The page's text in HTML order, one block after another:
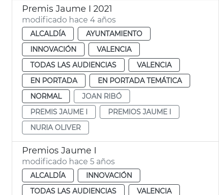
Premis Jaume I 2021
modificado hace 4 años
ALCALDÍA
AYUNTAMIENTO
INNOVACIÓN
VALENCIA
TODAS LAS AUDIENCIAS
VALENCIA
EN PORTADA
EN PORTADA TEMÁTICA
NORMAL
JOAN RIBÓ
PREMIS JAUME I
PREMIOS JAUME I
NURIA OLIVER
Premios Jaume I
modificado hace 5 años
ALCALDÍA
INNOVACIÓN
TODAS LAS AUDIENCIAS
VALENCIA